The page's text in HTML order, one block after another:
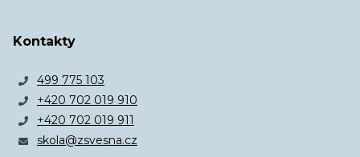
Kontakty
499 775 103
+420 702 019 910
+420 702 019 911
skola@zsvesna.cz